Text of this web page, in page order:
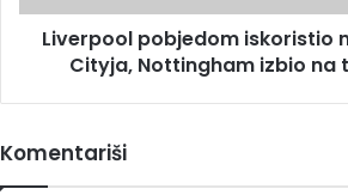
na
trećeLiverpool pobjedom iskoristio
Cityja, Nottingham izbio na
Komentariši